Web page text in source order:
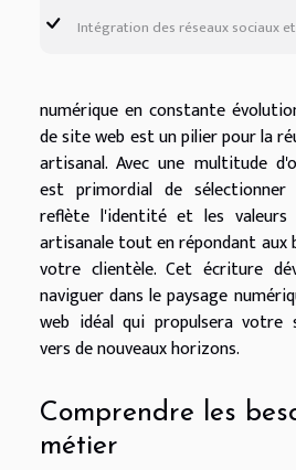
Intégration des réseaux sociaux
numérique en constante
de site web est un pilier pour la
artisanal. Avec une multitude
est primordial de
reflète l'identité et les
artisanale tout en répondant aux
votre clientèle. Cet écriture
naviguer dans le paysage
web idéal qui propulsera votre
vers de nouveaux horizons.
Comprendre les
métier